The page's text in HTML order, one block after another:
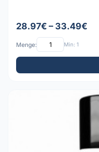
28.97€ – 33.49€
Menge: Min: 1